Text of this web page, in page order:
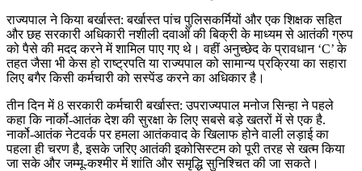
राज्‍यपाल ने किया बर्खास्‍त: बर्खास्त पांच पुलिसकर्मियों और एक शिक्षक सहित
और छह सरकारी अधिकारी नशीली दवाओं की बिक्री के माध्यम से आतंकी ग्रुप
को पैसे की मदद करने में शामिल पाए गए थे। वहीं अनुच्छेद के प्रावधान ‘C’ के
तहत जैसा भी केस हो राष्ट्रपति या राज्यपाल को सामान्य प्रक्रिया का सहारा
लिए बगैर किसी कर्मचारी को सस्पेंड करने का अधिकार है।
तीन दिन में 8 सरकारी कर्मचारी बर्खास्त: उपराज्यपाल मनोज सिन्हा ने पहले
कहा कि नार्को-आतंक देश की सुरक्षा के लिए सबसे बड़े खतरों में से एक है.
नार्को-आतंक नेटवर्क पर हमला आतंकवाद के खिलाफ होने वाली लड़ाई का
पहला ही चरण है, इसके जरिए आतंकी इकोसिस्टम को पूरी तरह से खत्म किया
जा सके और जम्मू-कश्मीर में शांति और समृद्धि सुनिश्चित की जा सकते।